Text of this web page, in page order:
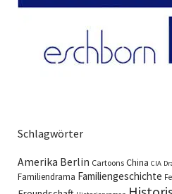
Schlagwörter
Amerika Berlin Cartoons China CIA
Familiendrama Familiengeschichte